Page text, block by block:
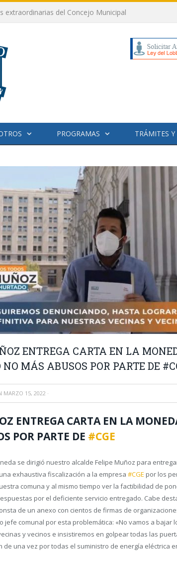
extraordinarias del Concejo Municipal
PROGRAMAS TRÁMITES Y
ENTREGA CARTA EN LA
MÁS ABUSOS POR PARTE DE
MARZO 15, 2022 ·
ENTREGA CARTA EN LA
POR PARTE DE #CGE
se dirigió nuestro alcalde Felipe Muñoz para
exhaustiva fiscalización a la empresa #CGE por los
comuna y al mismo tiempo ver la factibilidad de
por el deficiente servicio entregado. Cabe
de un anexo con cientos de firmas de
jefe comunal por esta problemática: «No vamos a bajar
y vecinos e insistiremos en golpear todas las
de una vez por todas el suministro de energía eléctrica